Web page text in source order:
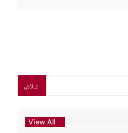
تلاش
View All